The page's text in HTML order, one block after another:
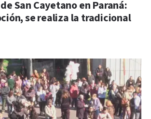
San Cayetano en Paraná:
se realiza la tradicional